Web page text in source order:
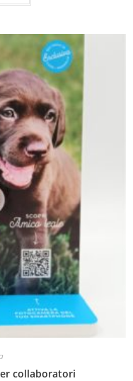
collaboratori